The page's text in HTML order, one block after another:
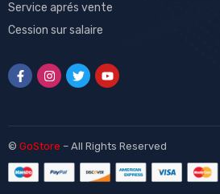
Service aprés vente
Cession sur salaire
© GoStore – All Rights Reserved